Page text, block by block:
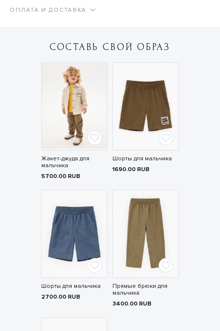
ОПЛАТА И ДОСТАВКА
СОСТАВЬ СВОЙ ОБРАЗ
Жакет-джуда для
мальчика
5700.00 RUB
Шорты для мальчика
1690.00 RUB
Шорты для мальчика
2700.00 RUB
Прямые брюки для
мальчика
3400.00 RUB